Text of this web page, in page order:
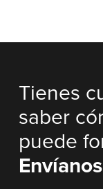
Tienes
saber
puede